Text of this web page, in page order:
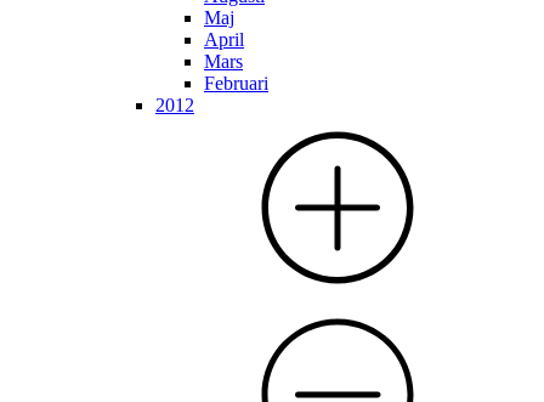
Maj
April
Mars
Februari
2012